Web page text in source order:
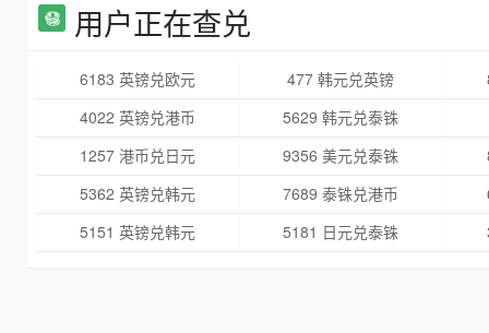
用户正在查兑
6183 英镑兑欧元 477 韩元兑英镑
4022 英镑兑港币
5629 韩元兑泰铢
1257 港币兑日元
9356 美元兑泰铢
5362 英镑兑韩元
7689 泰铢兑港币
5151 英镑兑韩元
5181 日元兑泰铢